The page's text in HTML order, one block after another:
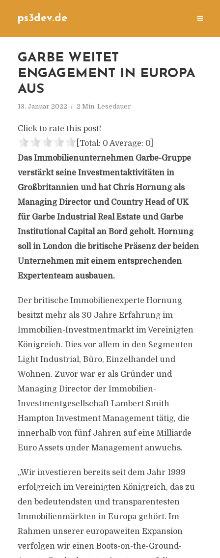
ps3dev.de
GARBE WEITET
ENGAGEMENT IN EUROPA
AUS
13. Januar 2022 2 Min. Lesedauer
Click to rate this post!
[Total: 0 Average: 0]
Das Immobilienunternehmen Garbe-Gruppe
verstärkt seine Investmentaktivitäten in
Großbritannien und hat Chris Hornung als
Managing Director und Country Head of UK
für Garbe Industrial Real Estate und Garbe
Institutional Capital an Bord geholt. Hornung
soll in London die britische Präsenz der beiden
Unternehmen mit einem entsprechenden
Expertenteam ausbauen.
Der britische Immobilienexperte Hornung
besitzt mehr als 30 Jahre Erfahrung im
Immobilien-Investmentmarkt im Vereinigten
Königreich. Dies vor allem in den Segmenten
Light Industrial, Büro, Einzelhandel und
Wohnen. Zuvor war er als Gründer und
Managing Director der Immobilien-
Investmentgesellschaft Lambert Smith
Hampton Investment Management tätig, die
innerhalb von fünf Jahren auf eine Milliarde
Euro Assets under Management anwuchs.
„Wir investieren bereits seit dem Jahr 1999
erfolgreich im Vereinigten Königreich, das zu
den bedeutendsten und transparentesten
Immobilienmärkten in Europa gehört. Im
Rahmen unserer europaweiten Expansion
verfolgen wir einen Boots-on-the-Ground-